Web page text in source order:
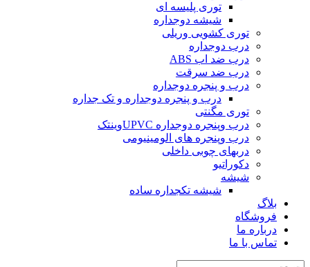
توری پلیسه ای
شیشه دوجداره
توری کشویی وریلی
درب دوجداره
درب ضد اب ABS
درب ضد سرقت
درب و پنجره دوجداره
درب و پنجره دوجداره و تک جداره
توری مگنتی
درب وپنجره دوجداره UPVCوینتک
درب وپنجره های الومینیومی
دربهای چوبی داخلی
دکوراتیو
شیشه
شیشه تکجداره ساده
بلاگ
فروشگاه
درباره ما
تماس با ما